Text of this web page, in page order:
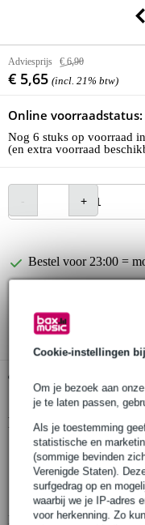
Cookie-instellingen
Om je bezoek aan
je te laten passen,
Als je toestemming
statistische en
(sommige bevinden
Verenigde Staten).
surfgedrag op en
waarbij we je IP-adres
voor herkenning. Zo
Adviesprijs € 6,90
€ 5,65 (incl. 21% btw)
Online voorraadstatus:
Nog 6 stuks op voorraad
(en extra voorraad
Bestel voor 23:00 =
3 jaar Bax Music
Productinformatie
Sela Cajon Pad
mat ter plaatsing op
geschikt voor de meeste
Bekijk alle